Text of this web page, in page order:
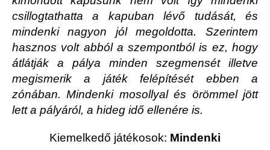
csillogtathatta a kapuban lévő tudását, és
mindenki nagyon jól megoldotta. Szerintem
hasznos volt abból a szempontból is ez, hogy
átlátják a pálya minden szegmensét illetve
megismerik a játék felépítését ebben a
zónában. Mindenki mosollyal és örömmel jött
lett a pályáról, a hideg idő ellenére is.
Kiemelkedő játékosok: Mindenki